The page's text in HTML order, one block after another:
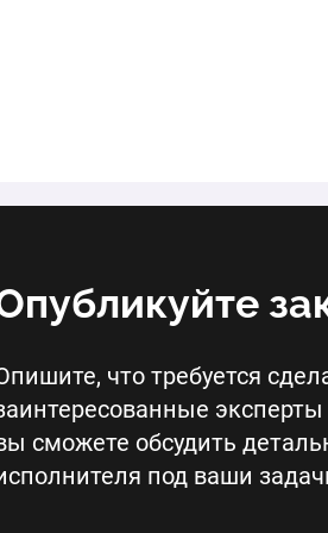
что требуется
сможете обсудить
под ваши